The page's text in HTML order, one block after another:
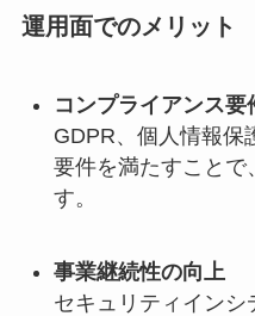
運用面でのメリット
コンプライアンス要
GDPR、個人情報保
要件を満たすことで
す。
事業継続性の向上
セキュリティインシ